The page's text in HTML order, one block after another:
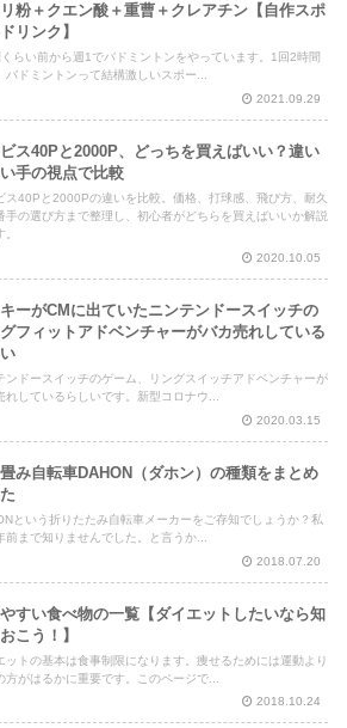
粉＋クエン酸＋重曹＋クレアチン【自作スポ
リンク】
らい前から週1でバドミントンをやっています。1回2時間
バドミントンって結構激しいスポー...
2021.09.29
ス40Pと2000P、どっちを買えばいい？違い
手の視点で比較
ス40Pと2000Pの違いを比較。価格、打球感、飛び方、耐久
手の選び方まで整理し、初心者がどちらを買えばいいか解説
。
2020.10.05
ーがCMに出ていたニンテンドースイッチの
グフィットアドベンチャーがバカ売れしている
ンドースイッチのゲーム、リングスイッチアドベンチャーが
れしているらしいです。新型コロナウ...
2020.03.15
み自転車DAHON（ダホン）の種類をまとめ
という折りたたみ自転車メーカーをご存知でしょうか？私
前まで知りませんでした。と言うか...
2018.07.20
すい食べ物の一覧【ダイエットしたいなら知
こう！】
ットの基本は食事制限になります。痩せるためには運動より
方がはるかに重要です。このページで...
2018.10.24